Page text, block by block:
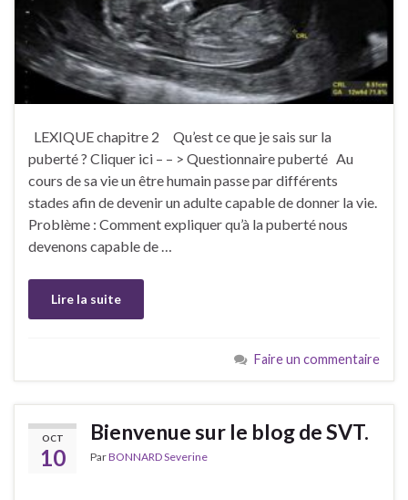
LEXIQUE chapitre 2 Qu’est ce que je sais sur la
puberté ? Cliquer ici – – > Questionnaire puberté Au
cours de sa vie un être humain passe par différents
stades afin de devenir un adulte capable de donner la vie.
Problème : Comment expliquer qu’à la puberté nous
devenons capable de …
Lire la suite
Faire un commentaire
OCT
10
Bienvenue sur le blog de SVT.
ParBONNARD Severine